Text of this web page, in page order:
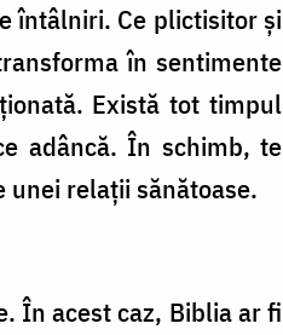
întâlniri. Ce plictisitor şi
în sentimente
Există tot timpul
adâncă. În schimb, te
relaţii sănătoase.
În acest caz, Biblia ar fi